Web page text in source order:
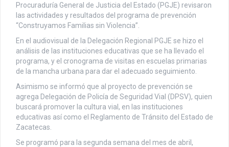
Procuraduría General de Justicia del Estado (PGJE) revisaron
las actividades y resultados del programa de prevención
“Construyamos Familias sin Violencia”.
En el audiovisual de la Delegación Regional PGJE se hizo el
análisis de las instituciones educativas que se ha llevado el
programa, y el cronograma de visitas en escuelas primarias
de la mancha urbana para dar el adecuado seguimiento.
Asimismo se informó que al proyecto de prevención se
agrega Delegación de Policía de Seguridad Vial (DPSV), quien
buscará promover la cultura vial, en las instituciones
educativas así como el Reglamento de Tránsito del Estado de
Zacatecas.
Se programó para la segunda semana del mes de abril,